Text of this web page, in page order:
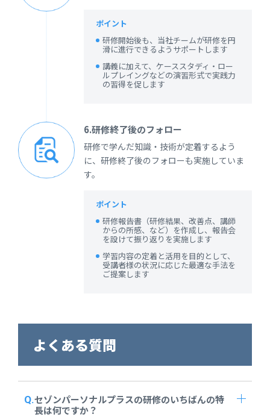
ポイント
研修開始後も、当社チームが研修を円
滑に進行できるようサポートします
講義に加えて、ケーススタディ・ロー
ルプレイングなどの演習形式で実践力
の習得を促します
6.研修終了後のフォロー
研修で学んだ知識・技術が定着するよう
に、研修終了後のフォローも実施していま
す。
ポイント
研修報告書（研修結果、改善点、講師
からの所感、など）を作成し、報告会
を設けて振り返りを実施します
学習内容の定着と活用を目的として、
受講者様の状況に応じた最適な手法を
ご提案します
よくある質問
セゾンパーソナルプラスの研修のいちばんの特
長は何ですか？